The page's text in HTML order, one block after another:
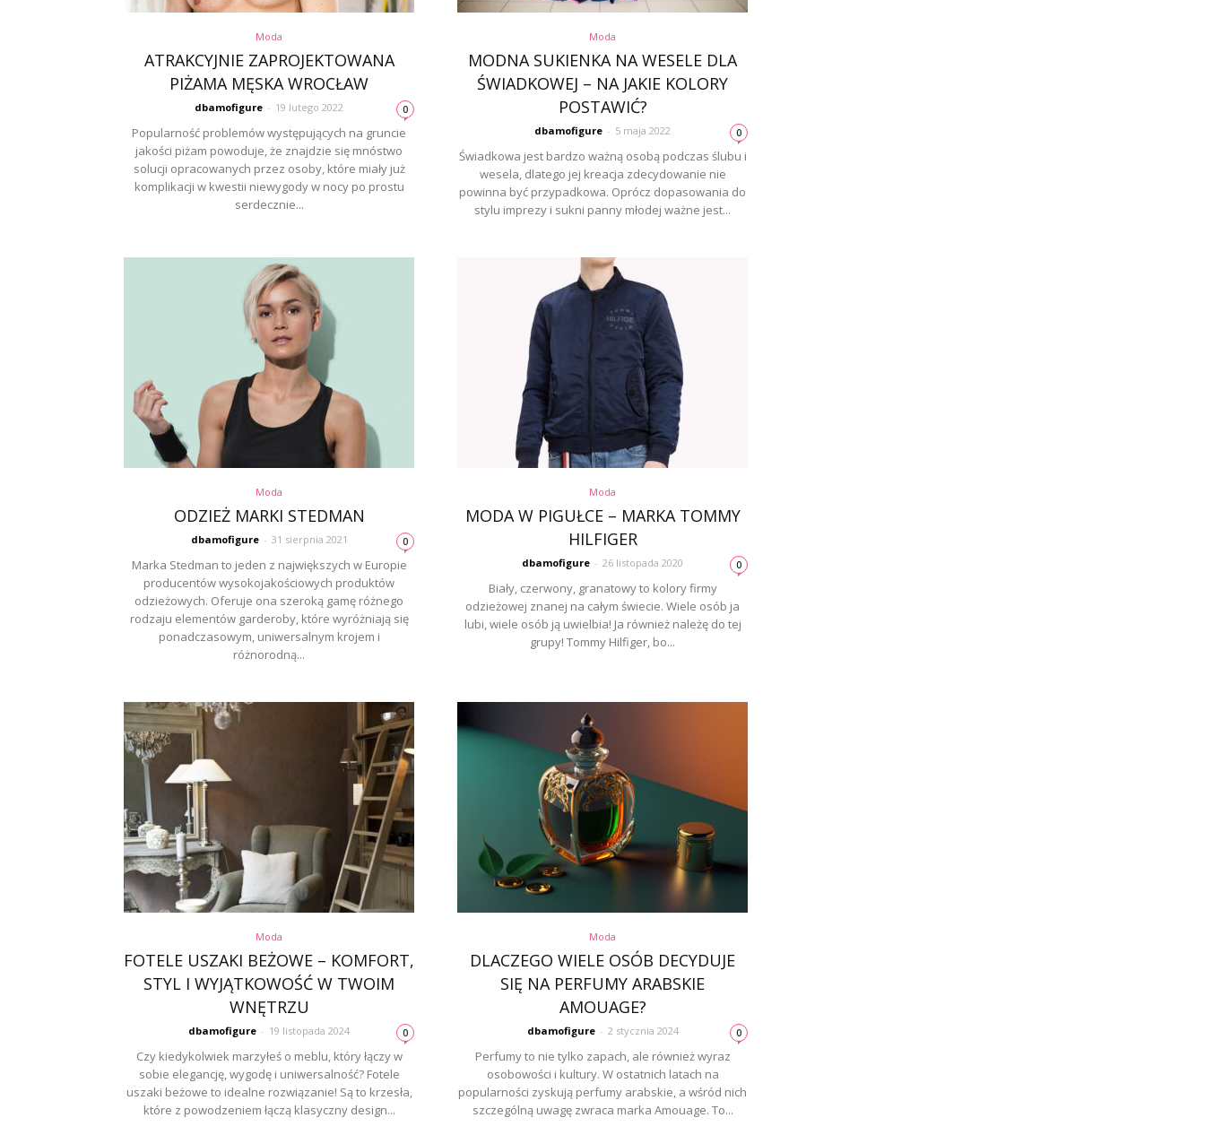
Moda
ATRAKCYJNIE ZAPROJEKTOWANA
PIŻAMA MĘSKA WROCŁAW
dbamofigure - 19 lutego 2022 0
Popularność problemów występujących na gruncie
jakości piżam powoduje, że znajdzie się mnóstwo
solucji opracowanych przez osoby, które miały już
komplikacji w kwestii niewygody w nocy po prostu
serdecznie...
Moda
MODNA SUKIENKA NA WESELE DLA
ŚWIADKOWEJ – NA JAKIE KOLORY
POSTAWIĆ?
dbamofigure - 5 maja 2022 0
Świadkowa jest bardzo ważną osobą podczas ślubu i
wesela, dlatego jej kreacja zdecydowanie nie
powinna być przypadkowa. Oprócz dopasowania do
stylu imprezy i sukni panny młodej ważne jest...
Moda
ODZIEŻ MARKI STEDMAN
dbamofigure - 31 sierpnia 2021 0
Marka Stedman to jeden z największych w Europie
producentów wysokojakościowych produktów
odzieżowych. Oferuje ona szeroką gamę różnego
rodzaju elementów garderoby, które wyróżniają się
ponadczasowym, uniwersalnym krojem i
różnorodną...
Moda
MODA W PIGUŁCE – MARKA TOMMY
HILFIGER
dbamofigure - 26 listopada 2020 0
Biały, czerwony, granatowy to kolory firmy
odzieżowej znanej na całym świecie. Wiele osób ja
lubi, wiele osób ją uwielbia! Ja również należę do tej
grupy! Tommy Hilfiger, bo...
Moda
FOTELE USZAKI BEŻOWE – KOMFORT,
STYL I WYJĄTKOWOŚĆ W TWOIM
WNĘTRZU
dbamofigure - 19 listopada 2024 0
Czy kiedykolwiek marzyłeś o meblu, który łączy w
sobie elegancję, wygodę i uniwersalność? Fotele
uszaki beżowe to idealne rozwiązanie! Są to krzesła,
które z powodzeniem łączą klasyczny design...
Moda
DLACZEGO WIELE OSÓB DECYDUJE
SIĘ NA PERFUMY ARABSKIE
AMOUAGE?
dbamofigure - 2 stycznia 2024 0
Perfumy to nie tylko zapach, ale również wyraz
osobowości i kultury. W ostatnich latach na
popularności zyskują perfumy arabskie, a wśród nich
szczególną uwagę zwraca marka Amouage. To...